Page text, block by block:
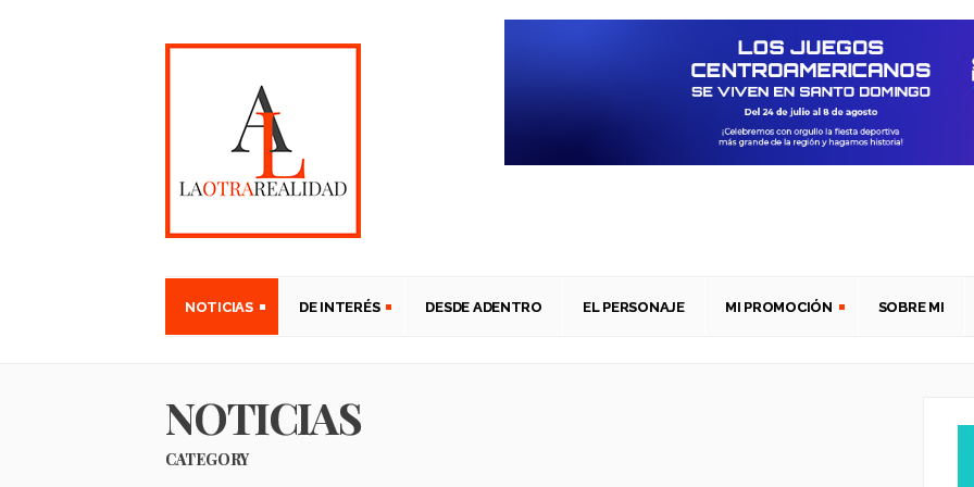
NOTICIAS DE INTERÉS DESDE ADENTRO EL PERSONAJE MI PROMOCIÓN SOBRE MI
NOTICIAS
CATEGORY